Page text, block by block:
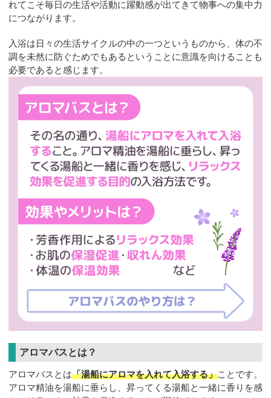
れてこそ毎日の生活や活動に躍動感が出てきて物事への集中力
につながります。
入浴は日々の生活サイクルの中の一つというものから、体の不
調を未然に防ぐためでもあるということに意識を向けることも
必要であると感じます。
アロマバスとは？
アロマバスとは「湯船にアロマを入れて入浴する」ことです。
アロマ精油を湯船に垂らし、昇ってくる湯船と一緒に香りを感